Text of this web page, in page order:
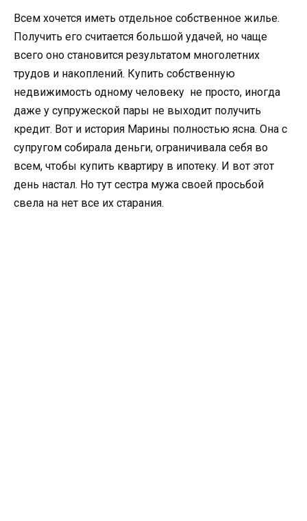
Всем хочется иметь отдельное собственное жилье.
Получить его считается большой удачей, но чаще
всего оно становится результатом многолетних
трудов и накоплений. Купить собственную
недвижимость одному человеку не просто, иногда
даже у супружеской пары не выходит получить
кредит. Вот и история Марины полностью ясна. Она с
супругом собирала деньги, ограничивала себя во
всем, чтобы купить квартиру в ипотеку. И вот этот
день настал. Но тут сестра мужа своей просьбой
свела на нет все их старания.